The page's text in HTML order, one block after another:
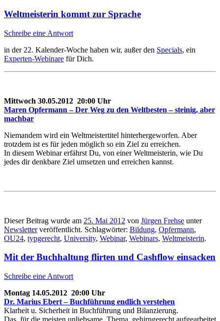
Weltmeisterin kommt zur Sprache
Schreibe eine Antwort
in der 22. Kalender-Woche haben wir, außer den Specials, ein
Experten-Webinare für Dich.
Mittwoch 30.05.2012 20:00 Uhr
Maren Opfermann – Der Weg zu den Weltbesten – steinig, aber
machbar
Niemandem wird ein Weltmeistertitel hinterhergeworfen. Aber
trotzdem ist es für jeden möglich so ein Ziel zu erreichen.
In diesem Webinar erfährst Du, von einer Weltmeisterin, wie Du
jedes dir denkbare Ziel umsetzen und erreichen kannst.
Dieser Beitrag wurde am 25. Mai 2012 von Jürgen Frehse unter
Newsletterveröffentlicht. Schlagwörter: Bildung, Opfermann,
OU24, typgerecht, University, Webinar, Webinars, Weltmeisterin.
Mit der Buchhaltung flirten und Cashflow einsacken
Schreibe eine Antwort
Montag 14.05.2012 20:00 Uhr
Dr. Marius Ebert – Buchführung endlich verstehen
Klarheit u. Sicherheit in Buchführung und Bilanzierung.